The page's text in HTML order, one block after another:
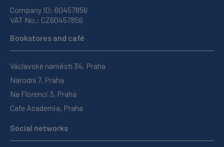
Company ID: 60457856
VAT No.: CZ60457856
Bookstores and café
Václavské náměstí 34, Praha
Národní 7, Praha
Na Florenci 3, Praha
Cafe Academia, Praha
Social networks